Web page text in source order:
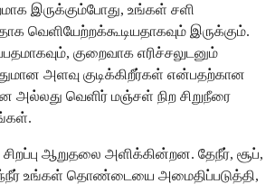
இருக்கும்போது, உங்கள் சளி
வெளியேற்றக்கூடியதாகவும் இருக்கும்.
குறைவாக எரிச்சலுடனும்
அளவு குடிக்கிறீர்கள் என்பதற்கான
அல்லது வெளிர் மஞ்சள் நிற சிறுநீரை
ஆறுதலை அளிக்கின்றன. தேநீர், சூப்,
உங்கள் தொண்டையை அமைதிப்படுத்தி,